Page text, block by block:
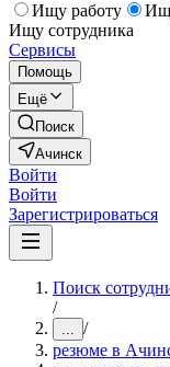
Ищу работу
Ищу сотрудника
Сервисы
Помощь
Ещё
Поиск
Ачинск
Войти
Войти
Зарегистрироваться
Поиск
/
... /
резюме в